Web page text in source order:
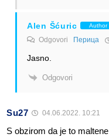
Alen Šćuric Author
Odgovori Перица
Jasno.
Odgovori
Su27 04.06.2022. 10:21
S obzirom da je to